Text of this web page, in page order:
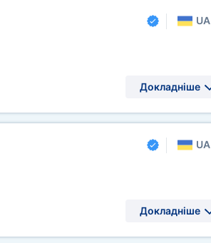
UA
Докладніше
UA
Докладніше